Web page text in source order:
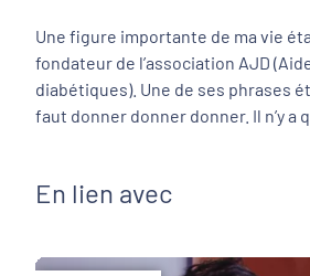
Une figure importante de ma vie
fondateur de l’association AJD
diabétiques). Une de ses phrases
faut donner donner donner. Il n’y a
En lien avec